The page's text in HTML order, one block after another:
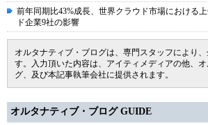
前年同期比43%成長、世界クラウド市場における
ド企業9社の影響
オルタナティブ・ブログは、専門スタッフにより
す。入力頂いた内容は、アイティメディアの他、
グ、及び本記事執筆会社に提供されます。
オルタナティブ・ブログ GUIDE